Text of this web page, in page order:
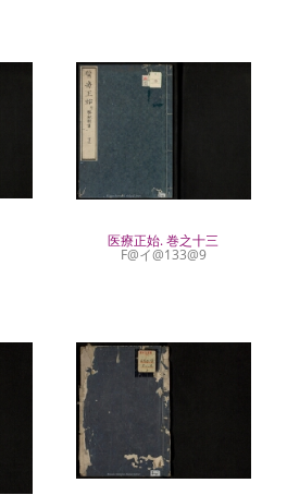
医療正始. 巻之十三
F@イ@133@9